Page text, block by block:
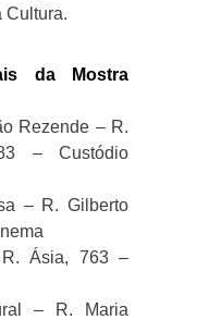
Cultura.
da Mostra
Rezende – R.
– Custódio
– R. Gilberto
Ásia, 763 –
– R. Maria